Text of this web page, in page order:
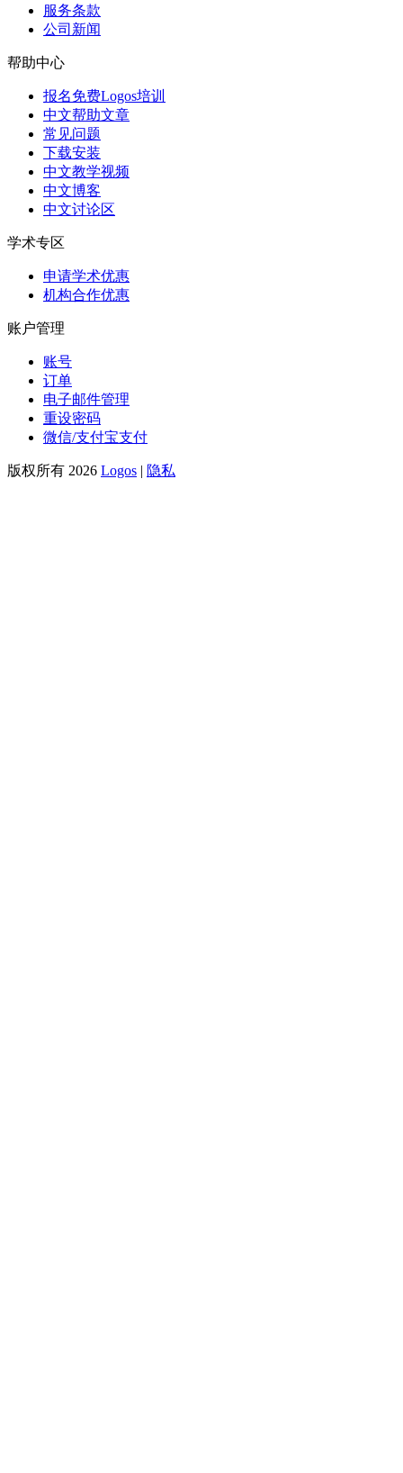
服务条款
公司新闻
帮助中心
报名免费Logos培训
中文帮助文章
常见问题
下载安装
中文教学视频
中文博客
中文讨论区
学术专区
申请学术优惠
机构合作优惠
账户管理
账号
订单
电子邮件管理
重设密码
微信/支付宝支付
版权所有 2026 Logos | 隐私